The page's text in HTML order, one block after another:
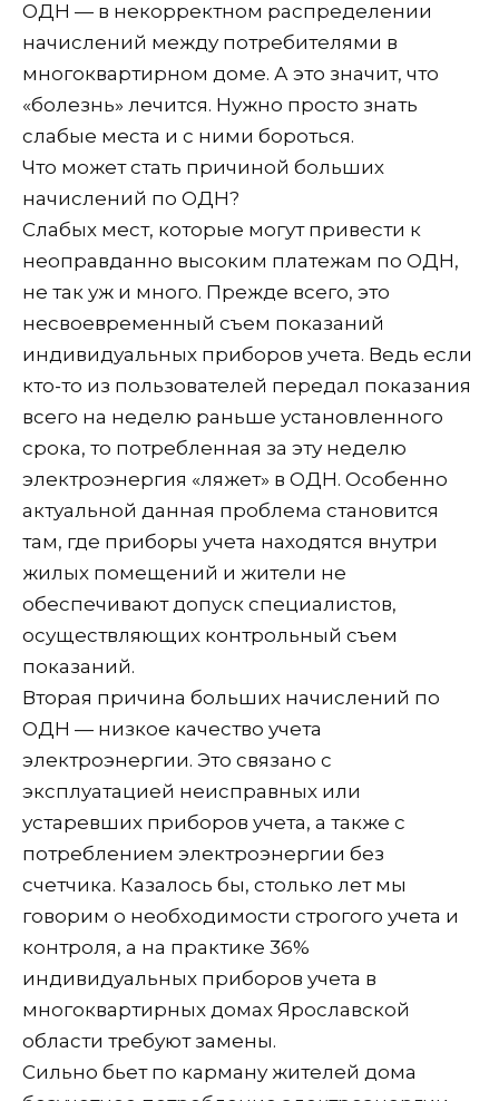
ОДН — в некорректном распределении
начислений между потребителями в
многоквартирном доме. А это значит, что
«болезнь» лечится. Нужно просто знать
слабые места и с ними бороться.
Что может стать причиной больших
начислений по ОДН?
Слабых мест, которые могут привести к
неоправданно высоким платежам по ОДН,
не так уж и много. Прежде всего, это
несвоевременный съем показаний
индивидуальных приборов учета. Ведь если
кто-то из пользователей передал показания
всего на неделю раньше установленного
срока, то потребленная за эту неделю
электроэнергия «ляжет» в ОДН. Особенно
актуальной данная проблема становится
там, где приборы учета находятся внутри
жилых помещений и жители не
обеспечивают допуск специалистов,
осуществляющих контрольный съем
показаний.
Вторая причина больших начислений по
ОДН — низкое качество учета
электроэнергии. Это связано с
эксплуатацией неисправных или
устаревших приборов учета, а также с
потреблением электроэнергии без
счетчика. Казалось бы, столько лет мы
говорим о необходимости строгого учета и
контроля, а на практике 36%
индивидуальных приборов учета в
многоквартирных домах Ярославской
области требуют замены.
Сильно бьет по карману жителей дома